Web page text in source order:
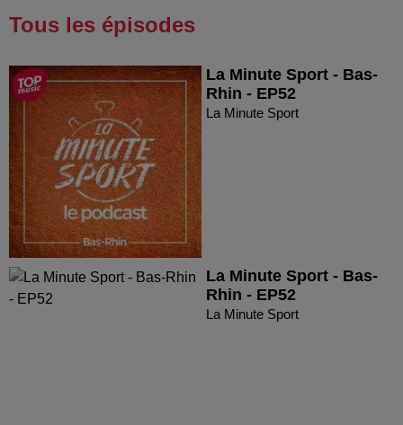
Tous les épisodes
La Minute Sport - Bas-
Rhin - EP52
La Minute Sport
La Minute Sport - Bas-
Rhin - EP52
La Minute Sport